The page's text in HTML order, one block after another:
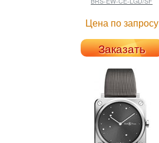
Цена по запросу
Заказать